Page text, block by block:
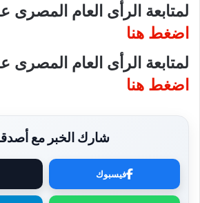
لمتابعة الرأى العام المصرى
اضغط هنا
لمتابعة الرأى العام المصرى
اضغط هنا
شارك الخبر مع
فيسبوك